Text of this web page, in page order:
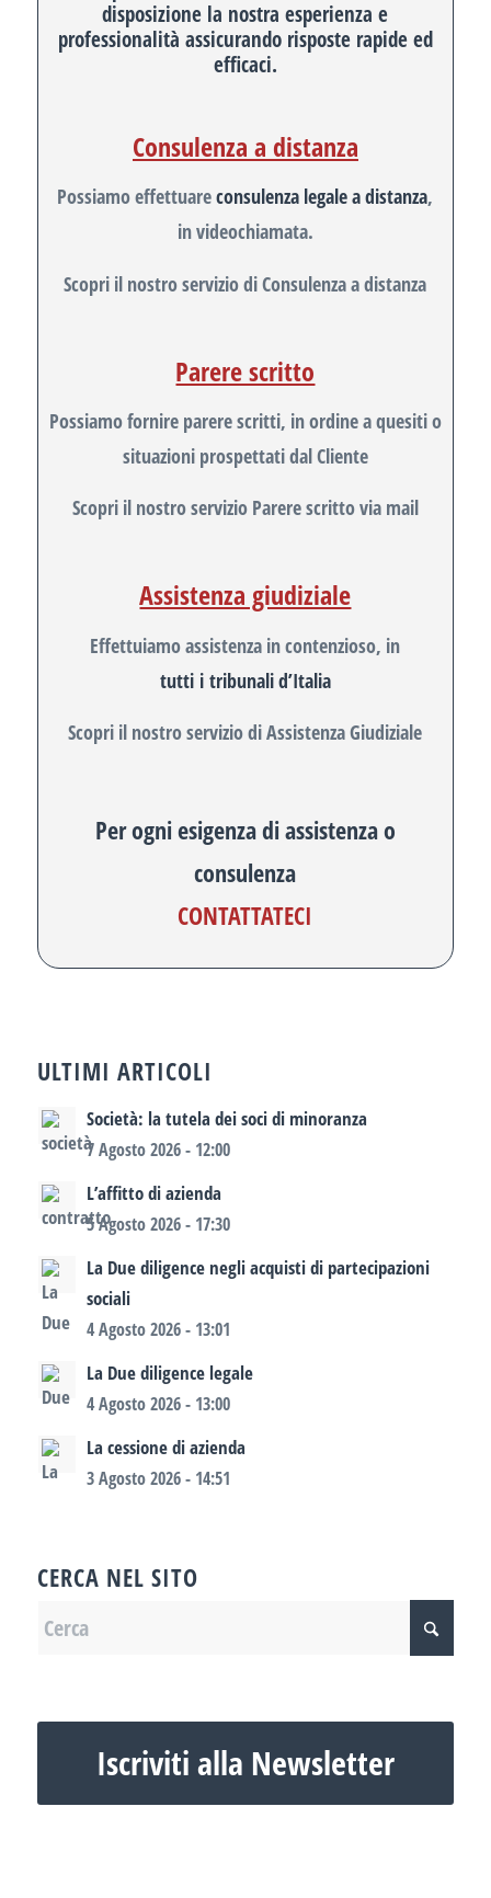
disposizione la nostra esperienza e
professionalità assicurando risposte rapide ed
efficaci.
Consulenza a distanza
Possiamo effettuareconsulenza legale a distanza,
in videochiamata.
Scopri il nostro servizio di Consulenza a distanza
Parere scritto
Possiamo fornire parere scritti, in ordine a quesiti o
situazioni prospettati dal Cliente
Scopri il nostro servizio Parere scritto via mail
Assistenza giudiziale
Effettuiamo assistenza in contenzioso, in
tutti i tribunali d’Italia
Scopri il nostro servizio di Assistenza Giudiziale
Per ogni esigenza di assistenza o
consulenza
CONTATTATECI
ULTIMI ARTICOLI
Società: la tutela dei soci di minoranza
7 Agosto 2026 - 12:00
L’affitto di azienda
5 Agosto 2026 - 17:30
La Due diligence negli acquisti di partecipazioni
sociali
4 Agosto 2026 - 13:01
La Due diligence legale
4 Agosto 2026 - 13:00
La cessione di azienda
3 Agosto 2026 - 14:51
CERCA NEL SITO
Iscriviti alla Newsletter